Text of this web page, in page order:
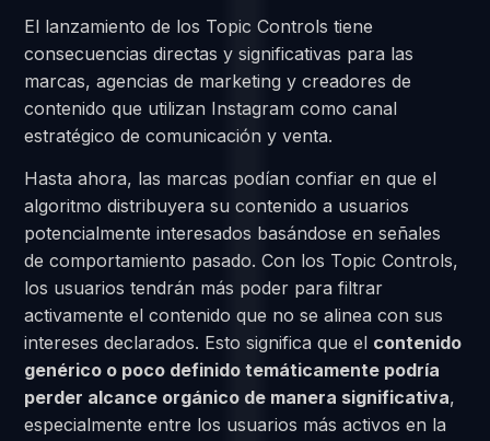
El lanzamiento de los Topic Controls tiene
consecuencias directas y significativas para las
marcas, agencias de marketing y creadores de
contenido que utilizan Instagram como canal
estratégico de comunicación y venta.
Hasta ahora, las marcas podían confiar en que el
algoritmo distribuyera su contenido a usuarios
potencialmente interesados basándose en señales
de comportamiento pasado. Con los Topic Controls,
los usuarios tendrán más poder para filtrar
activamente el contenido que no se alinea con sus
intereses declarados. Esto significa que el contenido
genérico o poco definido temáticamente podría
perder alcance orgánico de manera significativa,
especialmente entre los usuarios más activos en la